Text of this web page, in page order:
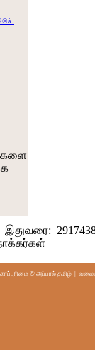
|
காப்புரிமை © அப்பால் தமிழ் |